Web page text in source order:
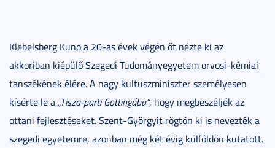
Klebelsberg Kuno a 20-as évek végén őt nézte ki az
akkoriban kiépülő Szegedi Tudományegyetem orvosi-kémiai
tanszékének élére. A nagy kultuszminiszter személyesen
kísérte le a„Tisza-parti Göttingába”, hogy megbeszéljék az
ottani fejlesztéseket. Szent-Györgyit rögtön ki is nevezték a
szegedi egyetemre, azonban még két évig külföldön kutatott.